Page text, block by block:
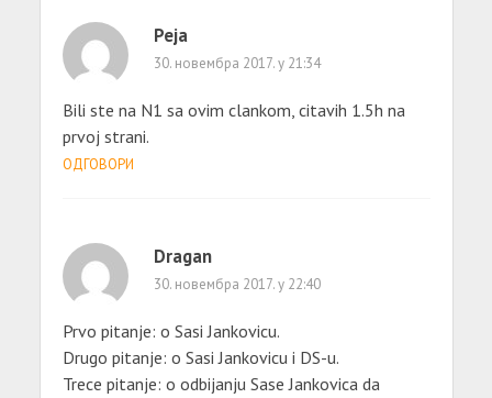
Peja
30. новембра 2017. у 21:34
Bili ste na N1 sa ovim clankom, citavih 1.5h na
prvoj strani.
ОДГОВОРИ
Dragan
30. новембра 2017. у 22:40
Prvo pitanje: o Sasi Jankovicu.
Drugo pitanje: o Sasi Jankovicu i DS-u.
Trece pitanje: o odbijanju Sase Jankovica da